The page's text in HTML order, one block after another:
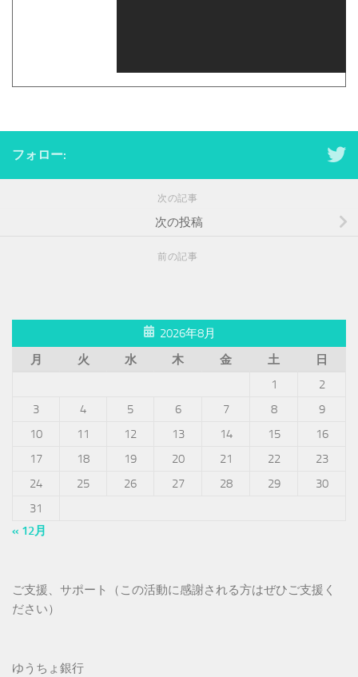
フォロー:
次の記事
次の投稿
前の記事
2026年8月
月
火 水 木 金 土
日
1
2
3
4 5 6 7 8
9
10
11 12 13 14 15
16
17
18 19 20 21 22
23
24
25 26 27 28 29
30
31
« 12月
ご支援、サポート（この活動に感謝される方はぜひご支援く
ださい）
ゆうちょ銀行